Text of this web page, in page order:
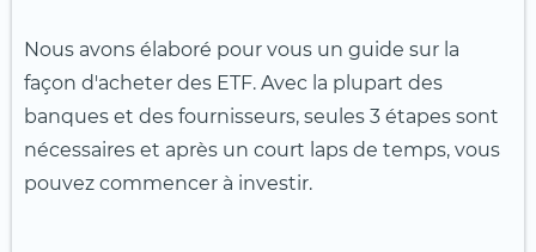
Nous avons élaboré pour vous un guide sur la
façon d'acheter des ETF. Avec la plupart des
banques et des fournisseurs, seules 3 étapes sont
nécessaires et après un court laps de temps, vous
pouvez commencer à investir.